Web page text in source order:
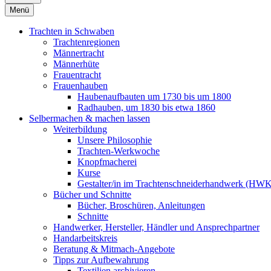
Menü
Trachten in Schwaben
Trachtenregionen
Männertracht
Männerhüte
Frauentracht
Frauenhauben
Haubenaufbauten um 1730 bis um 1800
Radhauben, um 1830 bis etwa 1860
Selbermachen & machen lassen
Weiterbildung
Unsere Philosophie
Trachten-Werkwoche
Knopfmacherei
Kurse
Gestalter/in im Trachtenschneiderhandwerk
Bücher und Schnitte
Bücher, Broschüren, Anleitungen
Schnitte
Handwerker, Hersteller, Händler und Ansprechpartner
Handarbeitskreis
Beratung & Mitmach-Angebote
Tipps zur Aufbewahrung